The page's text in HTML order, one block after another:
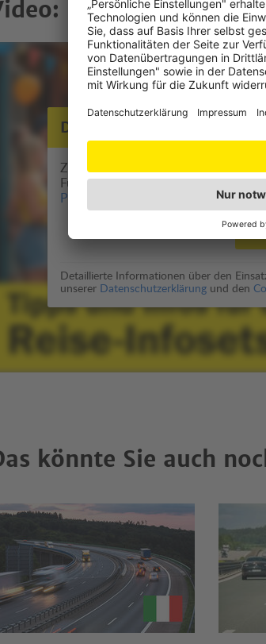
Reise Infoset
Datenschutz
Zur Anzeige dieses Videos benötigen
Für die Ausspielung wird eine
Player
Detaillierte Informationen über den
unserer Datenschutzerklärung und den
könnte Sie auch